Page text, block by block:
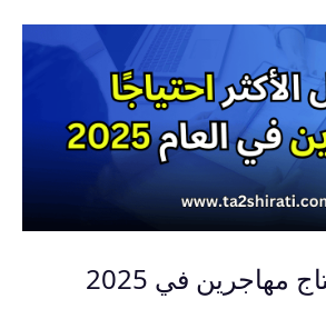
مهاجرين في 2025